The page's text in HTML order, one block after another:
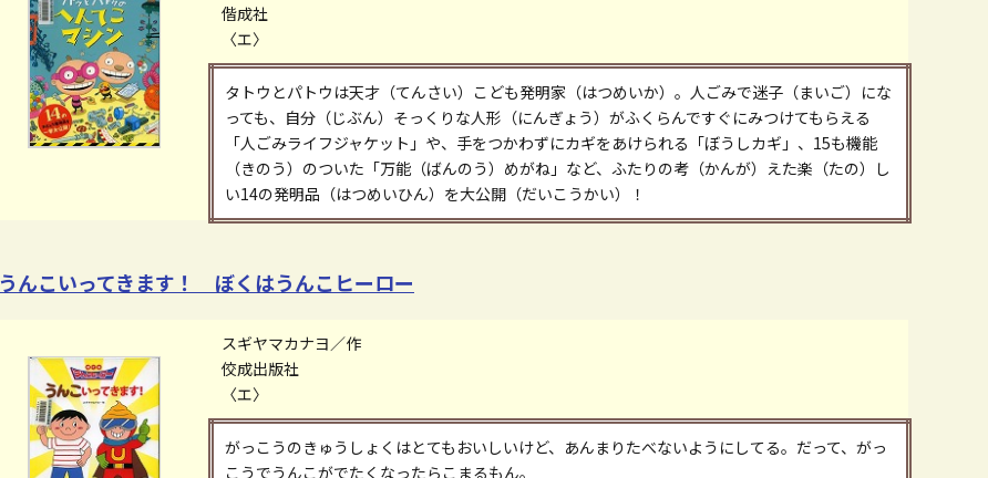
偕成社
〈エ〉
タトウとパトウは天才（てんさい）こども発明家（はつめいか）。人ごみで迷子（まいご）にな
っても、自分（じぶん）そっくりな人形（にんぎょう）がふくらんですぐにみつけてもらえる
「人ごみライフジャケット」や、手をつかわずにカギをあけられる「ぼうしカギ」、15も機能
（きのう）のついた「万能（ばんのう）めがね」など、ふたりの考（かんが）えた楽（たの）し
い14の発明品（はつめいひん）を大公開（だいこうかい）！
うんこいってきます！ ぼくはうんこヒーロー
スギヤマカナヨ／作
佼成出版社
〈エ〉
がっこうのきゅうしょくはとてもおいしいけど、あんまりたべないようにしてる。だって、がっ
こうでうんこがでたくなったらこまるもん。